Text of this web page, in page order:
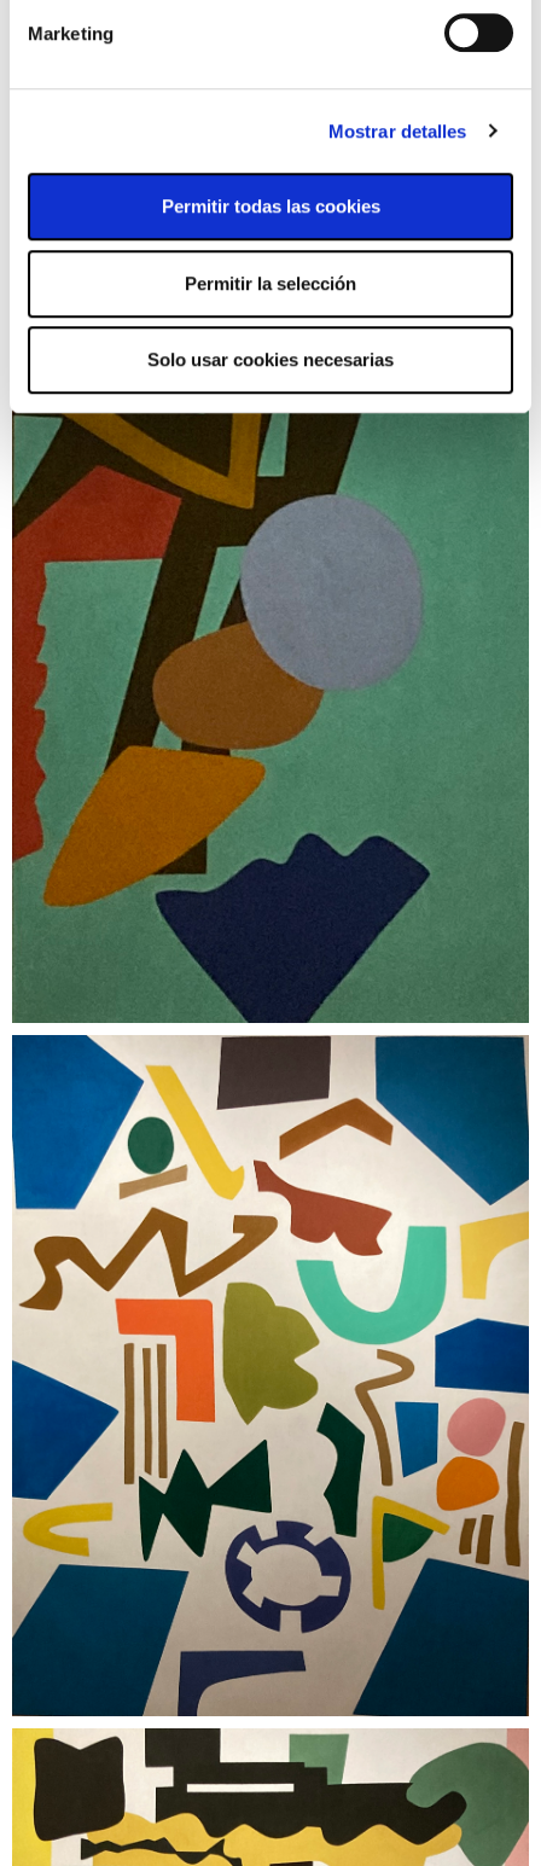
Marketing
Mostrar detalles
Permitir todas las cookies
Permitir la selección
Solo usar cookies necesarias